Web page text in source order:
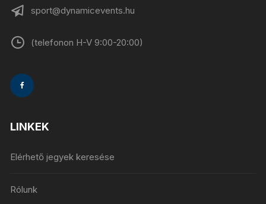
sport@dynamicevents.hu
(telefonon H-V 9:00-20:00)
LINKEK
Elérhető jegyek keresése
Rólunk